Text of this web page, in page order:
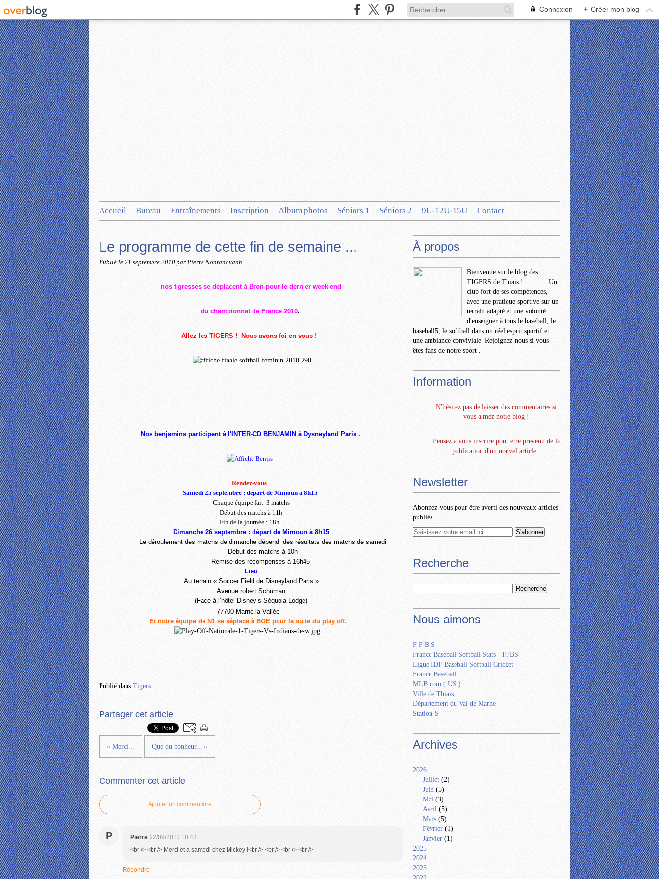
Connexion + Créer mon blog
Accueil Bureau Entraînements Inscription Album photos Séniors 1 Séniors 2 9U-12U-15U Contact
Le programme de cette fin de semaine ...
Publié le 21 septembre 2010 par Pierre Nontanovanh
nos tigresses se déplacent à Bron pour le dernier week end
du championnat de France 2010.
Allez les TIGERS ! Nous avons foi en vous !
Nos benjamins participent à l'INTER-CD BENJAMIN à Dysneyland Paris .
Rendez-vous
Samedi 25 septembre : départ de Mimoun à 8h15
Chaque équipe fait 3 matchs
Début des matchs à 11h
Fin de la journée : 18h
Dimanche 26 septembre : départ de Mimoun à 8h15
Le déroulement des matchs de dimanche dépend des résultats des matchs de samedi
Début des matchs à 10h
Remise des récompenses à 16h45
Lieu
Au terrain « Soccer Field de Disneyland Paris »
Avenue robert Schuman
(Face à l’hôtel Disney’s Séquoia Lodge)
77700 Marne la Vallée
Et notre équipe de N1 se séplace à BOE pour la suite du play off.
Publié dans Tigers
Partager cet article
« Merci... Que du bonheur... »
Commenter cet article
Ajouter un commentaire
P Pierre 22/09/2010 10:43
<br /> <br /> Merci et à samedi chez Mickey !<br /> <br /> <br /> <br />
Répondre
À propos
Bienvenue sur le blog des
TIGERS de Thiais ! . . . . . . Un
club fort de ses compétences,
avec une pratique sportive sur un
terrain adapté et une volonté
d'enseigner à tous le baseball, le
baseball5, le softball dans un réel esprit sportif et
une ambiance conviviale. Rejoignez-nous si vous
êtes fans de notre sport .
Information
N'hésitez pas de laisser des commentaires si
vous aimez notre blog !
Pensez à vous inscrire pour être prévenu de la
publication d'un nouvel article .
Newsletter
Abonnez-vous pour être averti des nouveaux articles
publiés.
Recherche
Nous aimons
F F B S
France Baseball Softball Stats - FFBS
Ligue IDF Baseball Softball Cricket
France Baseball
MLB.com ( US )
Ville de Thiais
Département du Val de Marne
Station-S
Archives
2026
Juillet (2)
Juin (5)
Mai (3)
Avril (5)
Mars (5)
Février (1)
Janvier (1)
2025
2024
2023